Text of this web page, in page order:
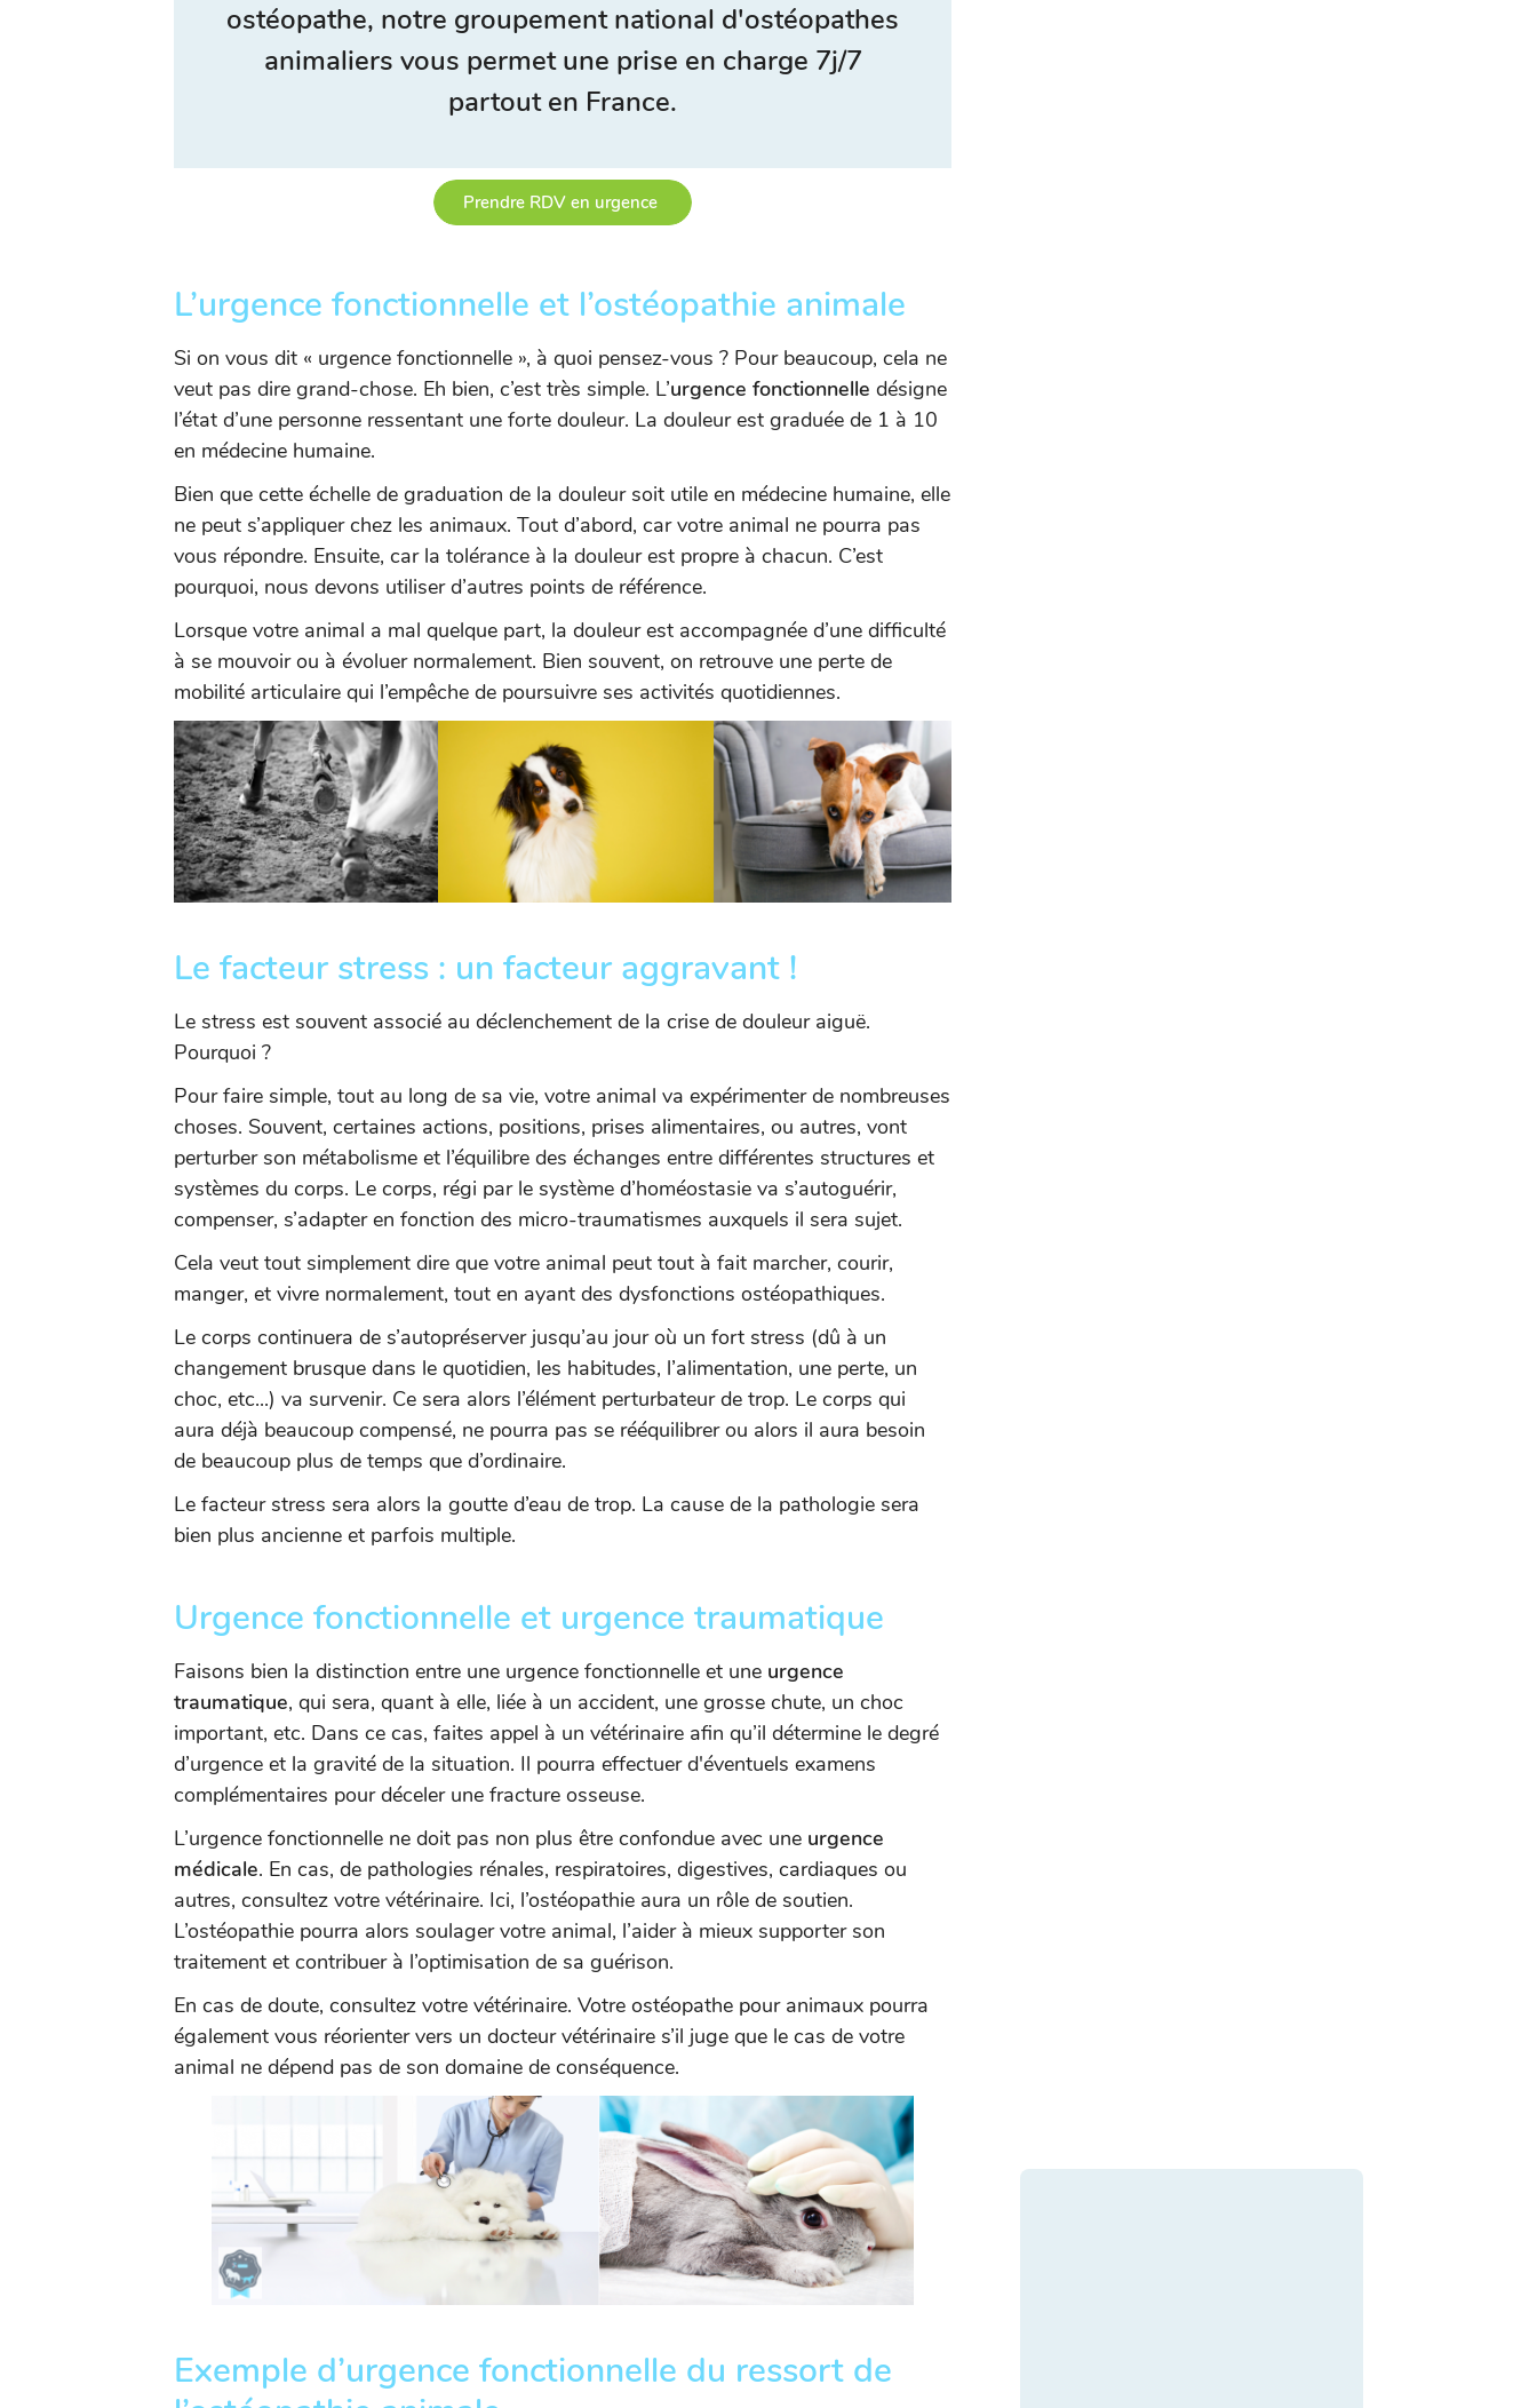
ostéopathe, notre groupement national d'ostéopathes
animaliers vous permet une prise en charge 7j/7
partout en France.
Prendre RDV en urgence
L’urgence fonctionnelle et l’ostéopathie animale
Si on vous dit « urgence fonctionnelle », à quoi pensez-vous ? Pour beaucoup, cela ne
veut pas dire grand-chose. Eh bien, c’est très simple. L’urgence fonctionnelle désigne
l’état d’une personne ressentant une forte douleur. La douleur est graduée de 1 à 10
en médecine humaine.
Bien que cette échelle de graduation de la douleur soit utile en médecine humaine, elle
ne peut s’appliquer chez les animaux. Tout d’abord, car votre animal ne pourra pas
vous répondre. Ensuite, car la tolérance à la douleur est propre à chacun. C’est
pourquoi, nous devons utiliser d’autres points de référence.
Lorsque votre animal a mal quelque part, la douleur est accompagnée d’une difficulté
à se mouvoir ou à évoluer normalement. Bien souvent, on retrouve une perte de
mobilité articulaire qui l’empêche de poursuivre ses activités quotidiennes.
Le facteur stress : un facteur aggravant !
Le stress est souvent associé au déclenchement de la crise de douleur aiguë.
Pourquoi ?
Pour faire simple, tout au long de sa vie, votre animal va expérimenter de nombreuses
choses. Souvent, certaines actions, positions, prises alimentaires, ou autres, vont
perturber son métabolisme et l’équilibre des échanges entre différentes structures et
systèmes du corps. Le corps, régi par le système d’homéostasie va s’autoguérir,
compenser, s’adapter en fonction des micro-traumatismes auxquels il sera sujet.
Cela veut tout simplement dire que votre animal peut tout à fait marcher, courir,
manger, et vivre normalement, tout en ayant des dysfonctions ostéopathiques.
Le corps continuera de s’autopréserver jusqu’au jour où un fort stress (dû à un
changement brusque dans le quotidien, les habitudes, l’alimentation, une perte, un
choc, etc...) va survenir. Ce sera alors l’élément perturbateur de trop. Le corps qui
aura déjà beaucoup compensé, ne pourra pas se rééquilibrer ou alors il aura besoin
de beaucoup plus de temps que d’ordinaire.
Le facteur stress sera alors la goutte d’eau de trop. La cause de la pathologie sera
bien plus ancienne et parfois multiple.
Urgence fonctionnelle et urgence traumatique
Faisons bien la distinction entre une urgence fonctionnelle et une urgence
traumatique, qui sera, quant à elle, liée à un accident, une grosse chute, un choc
important, etc. Dans ce cas, faites appel à un vétérinaire afin qu’il détermine le degré
d’urgence et la gravité de la situation. Il pourra effectuer d'éventuels examens
complémentaires pour déceler une fracture osseuse.
L’urgence fonctionnelle ne doit pas non plus être confondue avec une urgence
médicale. En cas, de pathologies rénales, respiratoires, digestives, cardiaques ou
autres, consultez votre vétérinaire. Ici, l’ostéopathie aura un rôle de soutien.
L’ostéopathie pourra alors soulager votre animal, l’aider à mieux supporter son
traitement et contribuer à l’optimisation de sa guérison.
En cas de doute, consultez votre vétérinaire. Votre ostéopathe pour animaux pourra
également vous réorienter vers un docteur vétérinaire s’il juge que le cas de votre
animal ne dépend pas de son domaine de conséquence.
Exemple d’urgence fonctionnelle du ressort de